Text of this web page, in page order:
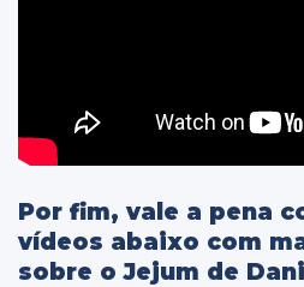
Por fim, vale a pena
vídeos abaixo com
sobre o Jejum de